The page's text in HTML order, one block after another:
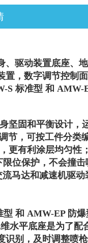
、驱动装置底座、
置，数字调节控制
S 标准型 和 AMW-
坚固和平衡设计，
节，可按工件分类
更有利涂层均匀性；
位保护，不会撞击
马达和减速机驱
型 和 AMW-EP 防
水平底座是为了配
识别，及时调整喷